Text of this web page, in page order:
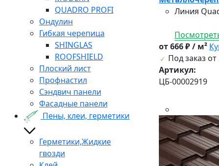
QUADRO PROFI
Ондулин
Гибкая черепица
SHINGLAS
ROOFSHIELD
Плоский лист
Профнастил
Сэндвич панели
Фасадные панели
Пены, клеи, герметики
Герметики,Жидкие
гвозди
Линия
от 666 ₽ / м²
Под заказ от
Артикул:
ЦБ-00002919